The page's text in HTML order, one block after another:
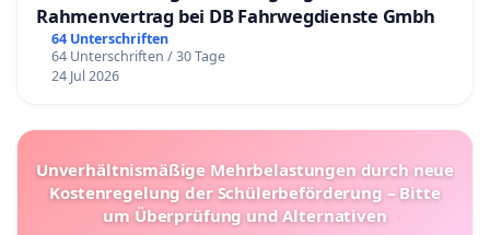
Rahmenvertrag bei DB Fahrwegdienste Gmbh
64 Unterschriften
64 Unterschriften / 30 Tage
24 Jul 2026
Unverhältnismäßige Mehrbelastungen durch neue
Kostenregelung der Schülerbeförderung – Bitte
um Überprüfung und Alternativen